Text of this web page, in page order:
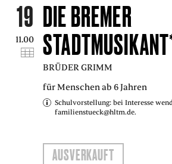
19
11.00
DIE BREMER
BRÜDER GRIMM
für Menschen ab 6 Jahren
Schulvorstellung: bei Interesse
familienstueck@hltm.de.
AUSVERKAUFT